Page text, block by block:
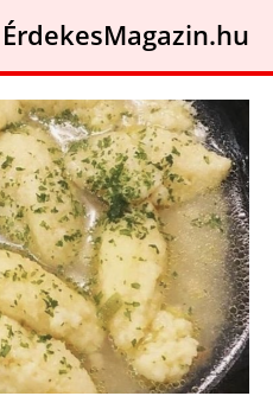
ÉrdekesMagazin.hu